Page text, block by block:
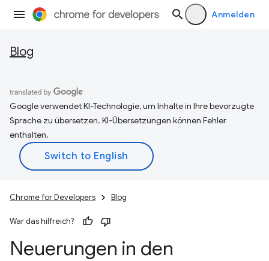
Anmelden
Blog
Google verwendet KI-Technologie, um Inhalte in Ihre bevorzugte
Sprache zu übersetzen. KI-Übersetzungen können Fehler
enthalten.
Chrome for Developers Blog
War das hilfreich?
Neuerungen in den